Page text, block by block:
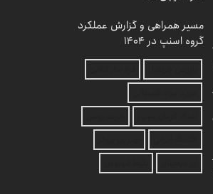
مسیر همراهی و گزارش عملکرد
گروه اسنپ در ۱۴۰۴